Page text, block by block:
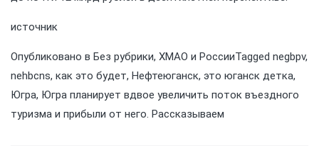
источник
Опубликовано в Без рубрики, ХМАО и РоссииTagged negbpv,
nehbcns, как это будет, Нефтеюганск, это юганск детка,
Югра, Югра планирует вдвое увеличить поток въездного
туризма и прибыли от него. Рассказываем